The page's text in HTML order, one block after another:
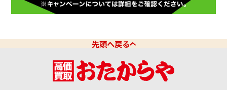
先頭へ戻る